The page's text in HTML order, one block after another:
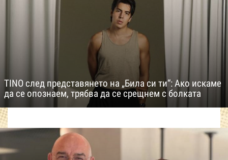
TINO след представянето на „Била си ти“: Ако искаме
да се опознаем, трябва да се срещнем с болката